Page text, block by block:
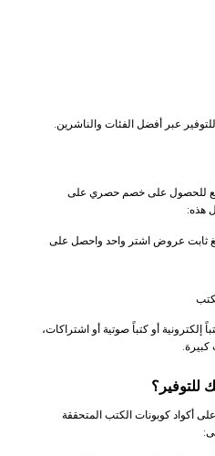
عبر أفضل الفئات والناشرين.
للحصول على خصم حصري على
هذه:
ثابت عروض اشتر واحد واحصل على
أو كتباً صوتية أو اشتراكات،
للتوفير؟
أكواد كوبونات الكتب المتحققة